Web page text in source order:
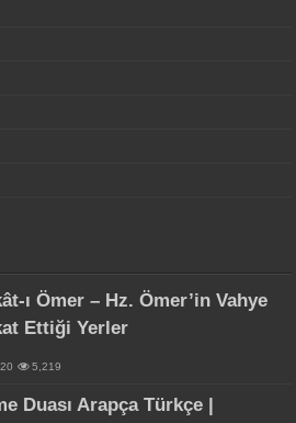
ı Ömer – Hz. Ömer’in Vahye
Ettiği Yerler
5,219
Duası Arapça Türkçe |